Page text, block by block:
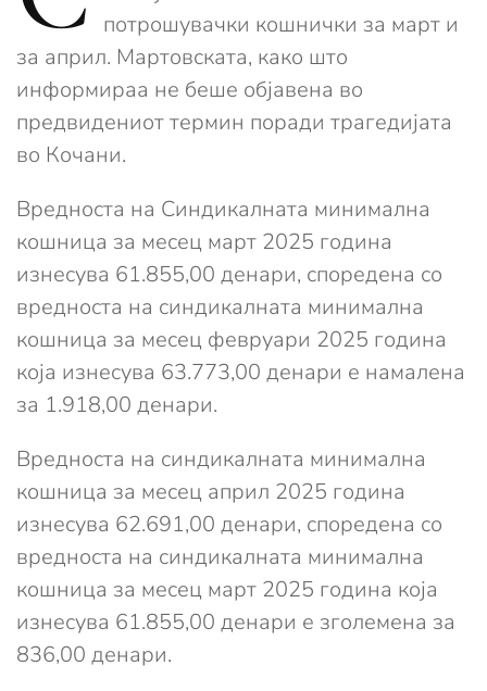
потрошувачки кошнички за март и
за април. Мартовската, како што
информираа не беше објавена во
предвидениот термин поради трагедијата
во Кочани.
Вредноста на Синдикалната минимална
кошница за месец март 2025 година
изнесува 61.855,00 денари, споредена со
вредноста на синдикалната минимална
кошница за месец февруари 2025 година
која изнесува 63.773,00 денари е намалена
за 1.918,00 денари.
Вредноста на синдикалната минимална
кошница за месец април 2025 година
изнесува 62.691,00 денари, споредена со
вредноста на синдикалната минимална
кошница за месец март 2025 година која
изнесува 61.855,00 денари е зголемена за
836,00 денари.